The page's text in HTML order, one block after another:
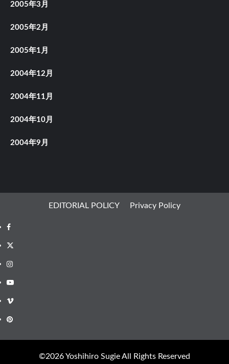
2005年3月
2005年2月
2005年1月
2004年12月
2004年11月
2004年10月
2004年9月
EDITORIAL POLICY Privacy Policy
Facebook
X
Instagram
Youtube
Vimeo
Pinterest
©︎2026 Yoshihiro Sugie All Rights Reserved